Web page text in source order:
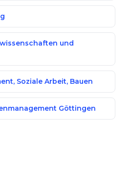
und
Soziale Arbeit, Bauen
Göttingen